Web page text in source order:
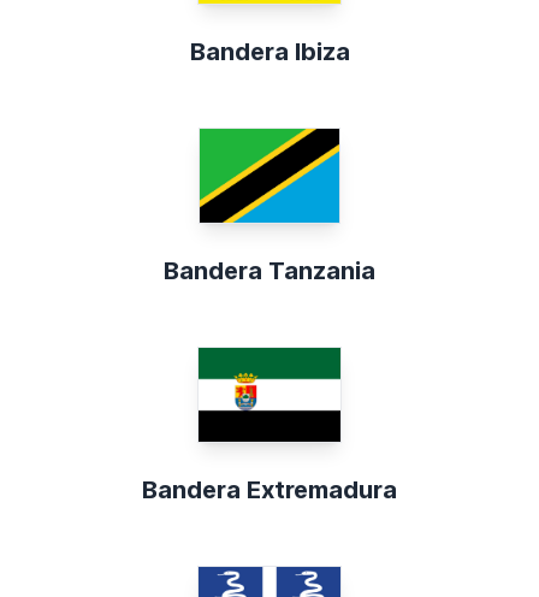
Bandera Ibiza
Bandera Tanzania
Bandera Extremadura